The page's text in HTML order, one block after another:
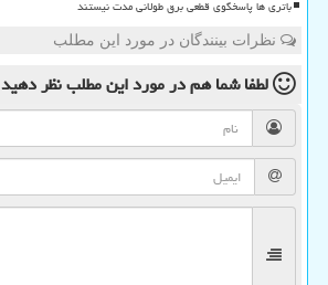
باتری ها پاسخگوی قطعی برق طولانی مدت نیستند
نظرات بینندگان در مورد این مطلب
لطفا شما همدر مورد این مطلبنظر دهید